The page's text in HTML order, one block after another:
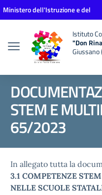
Vai ai contenuti
Vai al menu di navigazione
Vai al footer
Ministero dell'Istruzione e del
Istituto
"Don
Giussano
STEM E
65/2023
In allegato tutta la
3.1 COMPETENZE
NELLE SCUOLE